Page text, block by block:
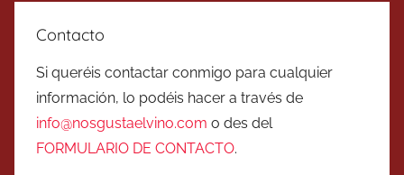
Contacto
Si queréis contactar conmigo para cualquier
información, lo podéis hacer a través de
info@nosgustaelvino.com o des del
FORMULARIO DE CONTACTO.